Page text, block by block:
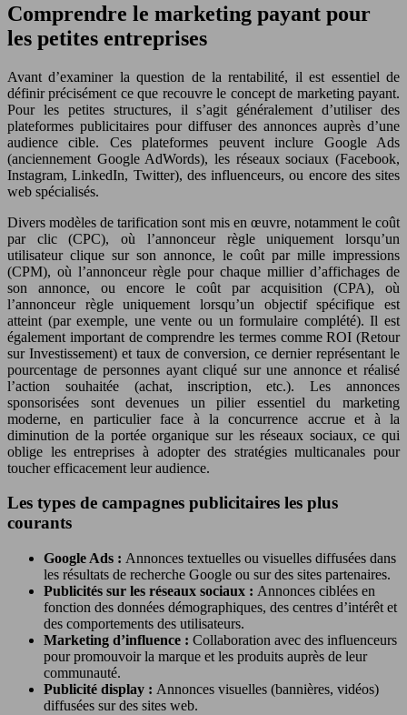
Comprendre le marketing payant pour
les petites entreprises
Avant d’examiner la question de la rentabilité, il est essentiel de
définir précisément ce que recouvre le concept de marketing payant.
Pour les petites structures, il s’agit généralement d’utiliser des
plateformes publicitaires pour diffuser des annonces auprès d’une
audience cible. Ces plateformes peuvent inclure Google Ads
(anciennement Google AdWords), les réseaux sociaux (Facebook,
Instagram, LinkedIn, Twitter), des influenceurs, ou encore des sites
web spécialisés.
Divers modèles de tarification sont mis en œuvre, notamment le coût
par clic (CPC), où l’annonceur règle uniquement lorsqu’un
utilisateur clique sur son annonce, le coût par mille impressions
(CPM), où l’annonceur règle pour chaque millier d’affichages de
son annonce, ou encore le coût par acquisition (CPA), où
l’annonceur règle uniquement lorsqu’un objectif spécifique est
atteint (par exemple, une vente ou un formulaire complété). Il est
également important de comprendre les termes comme ROI (Retour
sur Investissement) et taux de conversion, ce dernier représentant le
pourcentage de personnes ayant cliqué sur une annonce et réalisé
l’action souhaitée (achat, inscription, etc.). Les annonces
sponsorisées sont devenues un pilier essentiel du marketing
moderne, en particulier face à la concurrence accrue et à la
diminution de la portée organique sur les réseaux sociaux, ce qui
oblige les entreprises à adopter des stratégies multicanales pour
toucher efficacement leur audience.
Les types de campagnes publicitaires les plus
courants
Google Ads : Annonces textuelles ou visuelles diffusées dans
les résultats de recherche Google ou sur des sites partenaires.
Publicités sur les réseaux sociaux : Annonces ciblées en
fonction des données démographiques, des centres d’intérêt et
des comportements des utilisateurs.
Marketing d’influence : Collaboration avec des influenceurs
pour promouvoir la marque et les produits auprès de leur
communauté.
Publicité display : Annonces visuelles (bannières, vidéos)
diffusées sur des sites web.